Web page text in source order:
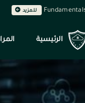
للمزيد
الرئيسية